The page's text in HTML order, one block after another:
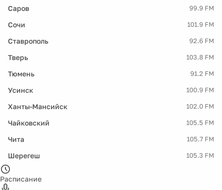
Саров 99.9 FM
Сочи 101.9 FM
Ставрополь 92.6 FM
Тверь 103.8 FM
Тюмень 91.2 FM
Усинск 100.9 FM
Ханты-Мансийск 102.0 FM
Чайковский 105.5 FM
Чита 105.7 FM
Шерегеш 105.3 FM
Расписание